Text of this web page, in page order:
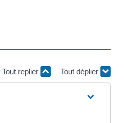
Tout replier Tout déplier